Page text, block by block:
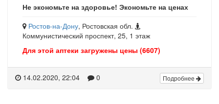
Не экономьте на здоровье! Экономьте на ценах
Ростов-на-Дону, Ростовская обл.
Коммунистический проспект, 25, 1 этаж
Для этой аптеки загружены цены (6607)
14.02.2020, 22:04 0 Подробнее